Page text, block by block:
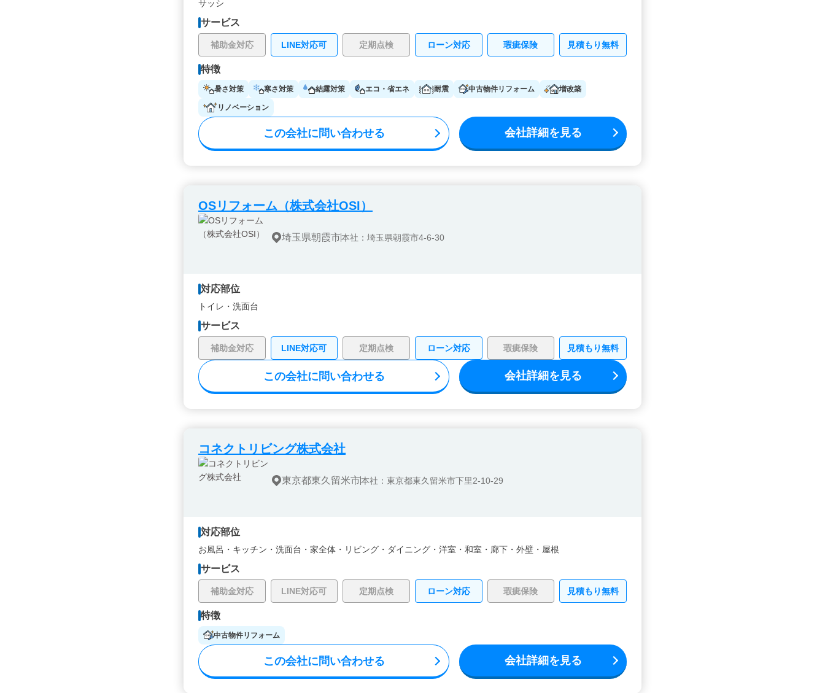
サッシ
サービス
補助金対応 LINE対応可 定期点検 ローン対応 瑕疵保険 見積もり無料
特徴
暑さ対策 寒さ対策 結露対策 エコ・省エネ 耐震 中古物件リフォーム 増改築
リノベーション
この会社に問い合わせる 会社詳細を見る
OSリフォーム（株式会社OSI）
埼玉県朝霞市本社：埼玉県朝霞市4-6-30
対応部位
トイレ・ 洗面台
サービス
補助金対応 LINE対応可 定期点検 ローン対応 瑕疵保険 見積もり無料
この会社に問い合わせる 会社詳細を見る
コネクトリビング株式会社
東京都東久留米市本社：東京都東久留米市下里2-10-29
対応部位
お風呂・ キッチン・ 洗面台・ 家全体・ リビング・ ダイニング・ 洋室・ 和室・ 廊下・ 外壁・ 屋根
サービス
補助金対応 LINE対応可 定期点検 ローン対応 瑕疵保険 見積もり無料
特徴
中古物件リフォーム
この会社に問い合わせる 会社詳細を見る